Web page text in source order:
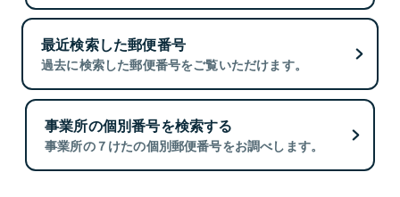
最近検索した郵便番号
過去に検索した郵便番号をご覧いただけます。
事業所の個別番号を検索する
事業所の７けたの個別郵便番号をお調べします。